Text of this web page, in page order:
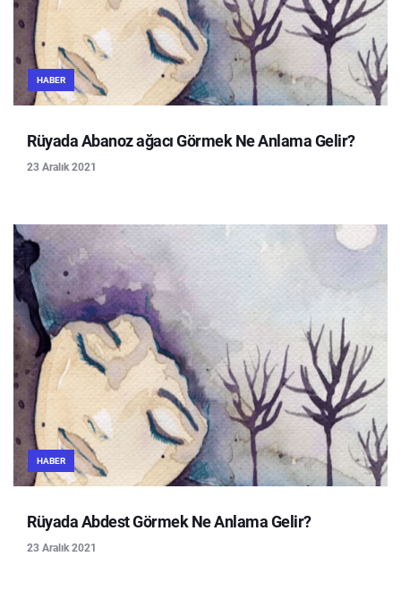
HABER
Rüyada Abanoz ağacı Görmek Ne Anlama Gelir?
23 Aralık 2021
HABER
Rüyada Abdest Görmek Ne Anlama Gelir?
23 Aralık 2021